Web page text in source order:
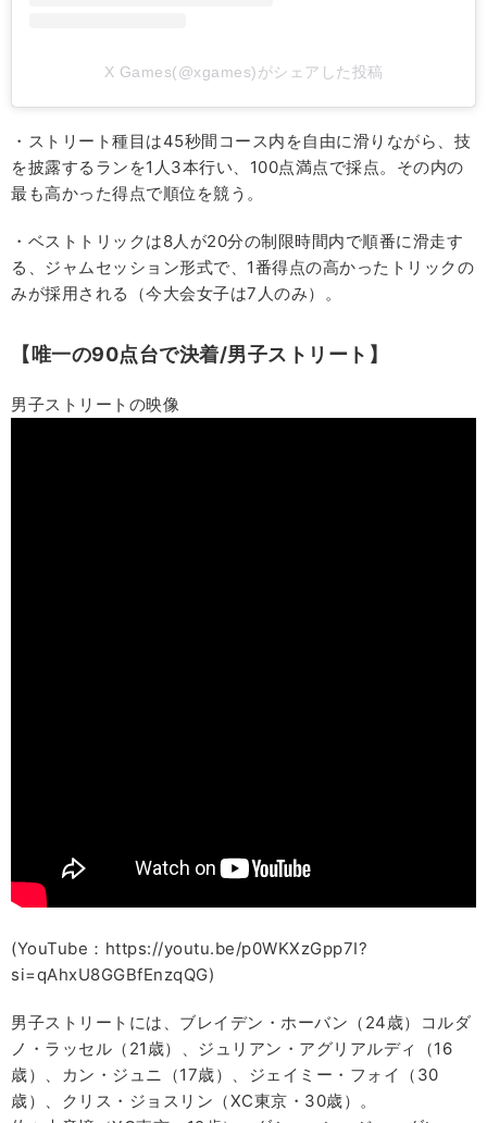
X Games(@xgames)がシェアした投稿
・ストリート種目は45秒間コース内を自由に滑りながら、技
を披露するランを1人3本行い、100点満点で採点。その内の
最も高かった得点で順位を競う。
・ベストトリックは8人が20分の制限時間内で順番に滑走す
る、ジャムセッション形式で、1番得点の高かったトリックの
みが採用される（今大会女子は7人のみ）。
【唯一の90点台で決着/男子ストリート】
男子ストリートの映像
(YouTube：https://youtu.be/p0WKXzGpp7I?
si=qAhxU8GGBfEnzqQG)
男子ストリートには、ブレイデン・ホーバン（24歳）コルダ
ノ・ラッセル（21歳）、ジュリアン・アグリアルディ（16
歳）、カン・ジュニ（17歳）、ジェイミー・フォイ（30
歳）、クリス・ジョスリン（XC東京・30歳）。